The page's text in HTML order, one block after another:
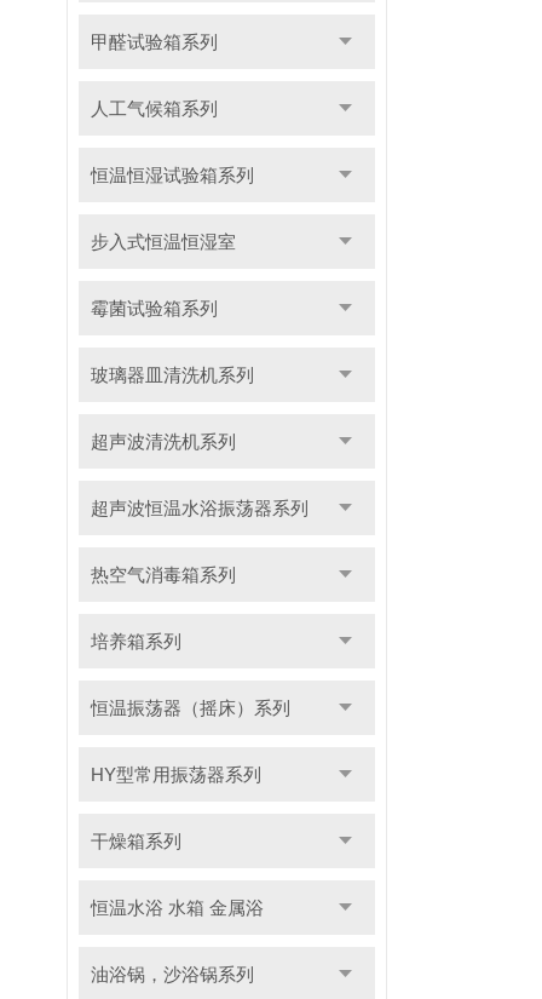
甲醛试验箱系列
人工气候箱系列
恒温恒湿试验箱系列
步入式恒温恒湿室
霉菌试验箱系列
玻璃器皿清洗机系列
超声波清洗机系列
超声波恒温水浴振荡器系列
热空气消毒箱系列
培养箱系列
恒温振荡器（摇床）系列
HY型常用振荡器系列
干燥箱系列
恒温水浴 水箱 金属浴
油浴锅，沙浴锅系列